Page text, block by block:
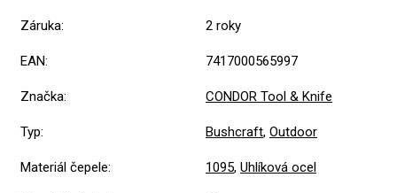
Záruka: 2 roky
EAN: 7417000565997
Značka: CONDOR Tool & Knife
Typ: Bushcraft, Outdoor
Materiál čepele: 1095, Uhlíková ocel